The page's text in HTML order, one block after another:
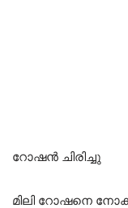
റോഷൻ ചിരിച്ചു
മിലി റോഷനെ